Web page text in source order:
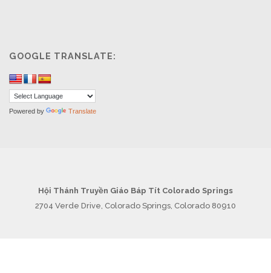
GOOGLE TRANSLATE:
Powered by Translate
Hội Thánh Truyền Giáo Báp Tít Colorado Springs
2704 Verde Drive, Colorado Springs, Colorado 80910